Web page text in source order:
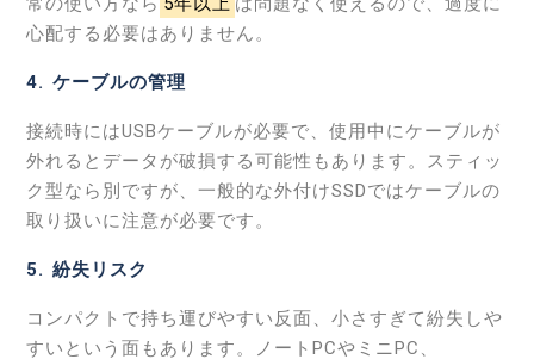
心配する必要はありません。
4. ケーブルの管理
接続時にはUSBケーブルが必要で、使用中にケーブルが
外れるとデータが破損する可能性もあります。スティッ
ク型なら別ですが、一般的な外付けSSDではケーブルの
取り扱いに注意が必要です。
5. 紛失リスク
コンパクトで持ち運びやすい反面、小さすぎて紛失しや
すいという面もあります。ノートPCやミニPC、